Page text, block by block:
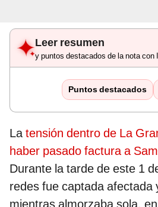
Leer resumen
y puntos destacados de la nota con
Puntos destacados
Latensión dentro de La
haber pasado factura a
Durante la tarde de este 1
redes fue captada afectada
mientras almorzaba sola,